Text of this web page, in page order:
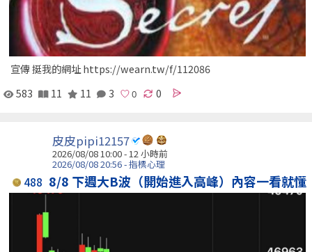
宣傳 挺我的網址 https://wearn.tw/f/112086
583
11 11 3 0
皮皮pipi12157
2026/08/08 10:00 - 12 小時前
2026/08/08 20:56 - 指標心理
488 8/8 下週大B波（開始進入高峰）內容一看就懂